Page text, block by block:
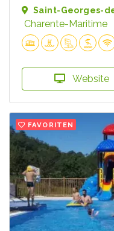
Saint-Georges-
Charente-Maritime
Website
FAVORITEN